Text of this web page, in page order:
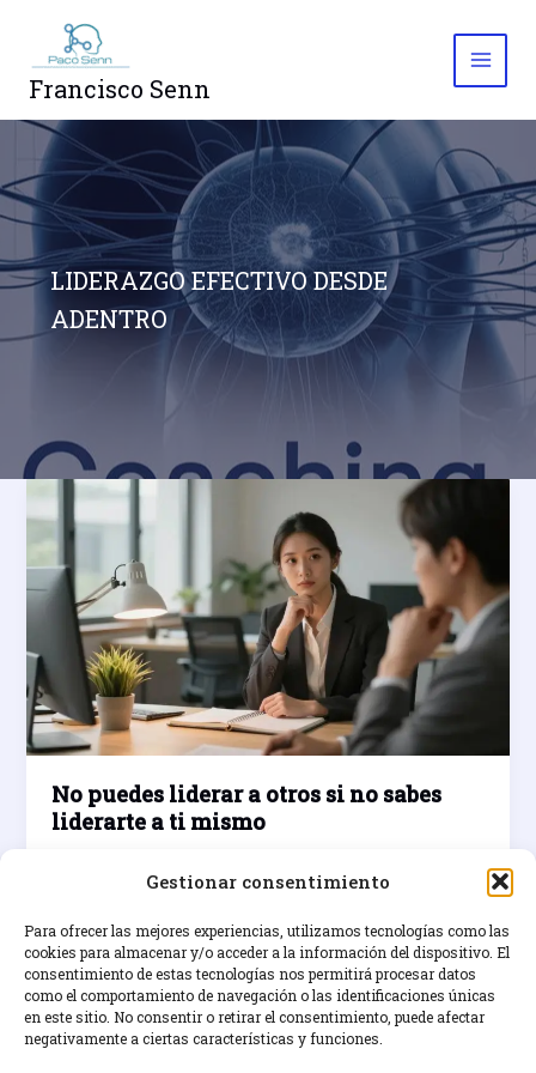
Gestionar consentimiento
Para ofrecer las mejores experiencias, utilizamos tecnologías como las
cookies para almacenar y/o acceder a la información del dispositivo. El
consentimiento de estas tecnologías nos permitirá procesar datos
como el comportamiento de navegación o las identificaciones únicas
en este sitio. No consentir o retirar el consentimiento, puede afectar
negativamente a ciertas características y funciones.
contenido
Francisco Senn
LIDERAZGO EFECTIVO DESDE
ADENTRO
No puedes liderar a otros si no sabes
liderarte a ti mismo
transforma tu potencial.
No
puedes
liderar
Leer entrada »